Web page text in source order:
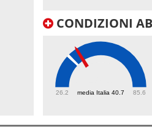
CONDIZIONI
media Italia 40.7
26.2 85.6